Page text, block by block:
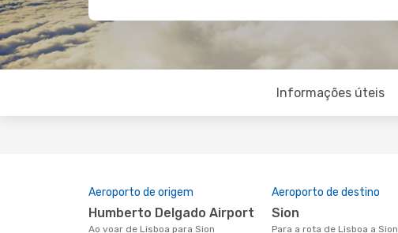
Informações úteis
Aeroporto de origem
Humberto Delgado Airport
Ao voar de Lisboa para Sion
Aeroporto de destino
Sion
Para a rota de Lisboa a Sion